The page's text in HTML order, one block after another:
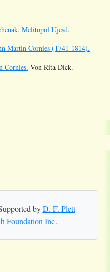
Melitopol Ujesd.
Martin Cornies (1741-1814).
Cornies. Von Rita Dick.
byD. F. Plett
Foundation Inc.